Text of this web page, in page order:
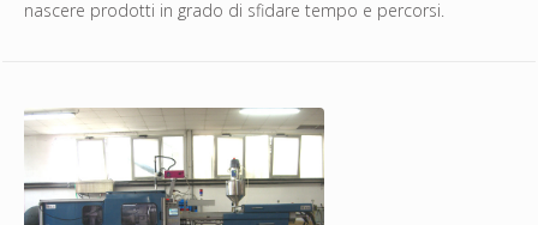
nascere prodotti in grado di sfidare tempo e percorsi.